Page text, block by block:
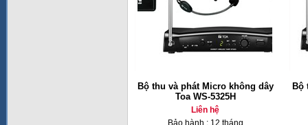
Bộ thu và phát Micro không dây
Toa WS-5325H
Liên hệ
Bảo hành : 12 tháng
Bộ